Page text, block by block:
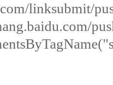
linksubmit/